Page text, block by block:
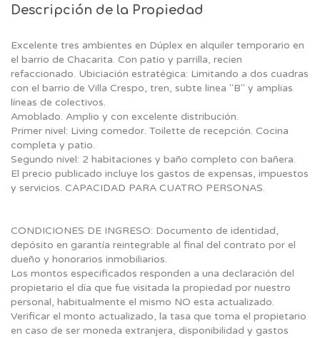
Descripción de la Propiedad
Excelente tres ambientes en Dúplex en alquiler temporario en
el barrio de Chacarita. Con patio y parrilla, recien
refaccionado. Ubiciación estratégica: Limitando a dos cuadras
con el barrio de Villa Crespo, tren, subte linea "B" y amplias
líneas de colectivos.
Amoblado. Amplio y con excelente distribución.
Primer nivel: Living comedor. Toilette de recepción. Cocina
completa y patio.
Segundo nivel: 2 habitaciones y baño completo con bañera.
El precio publicado incluye los gastos de expensas, impuestos
y servicios. CAPACIDAD PARA CUATRO PERSONAS.
CONDICIONES DE INGRESO: Documento de identidad,
depósito en garantía reintegrable al final del contrato por el
dueño y honorarios inmobiliarios.
Los montos especificados responden a una declaración del
propietario el día que fue visitada la propiedad por nuestro
personal, habitualmente el mismo NO esta actualizado.
Verificar el monto actualizado, la tasa que toma el propietario
en caso de ser moneda extranjera, disponibilidad y gastos